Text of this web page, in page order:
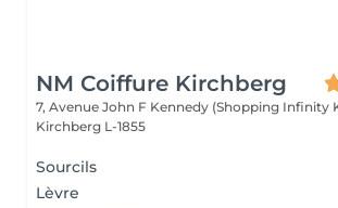
NM Coiffure Kirchberg
7, Avenue John F Kennedy (Shopping Infinity
Kirchberg L-1855
Sourcils
Lèvre